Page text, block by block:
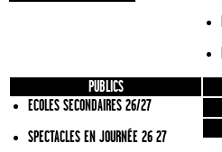
PUBLICS
ECOLES SECONDAIRES 26/27
SPECTACLES EN JOURNÉE 26 27